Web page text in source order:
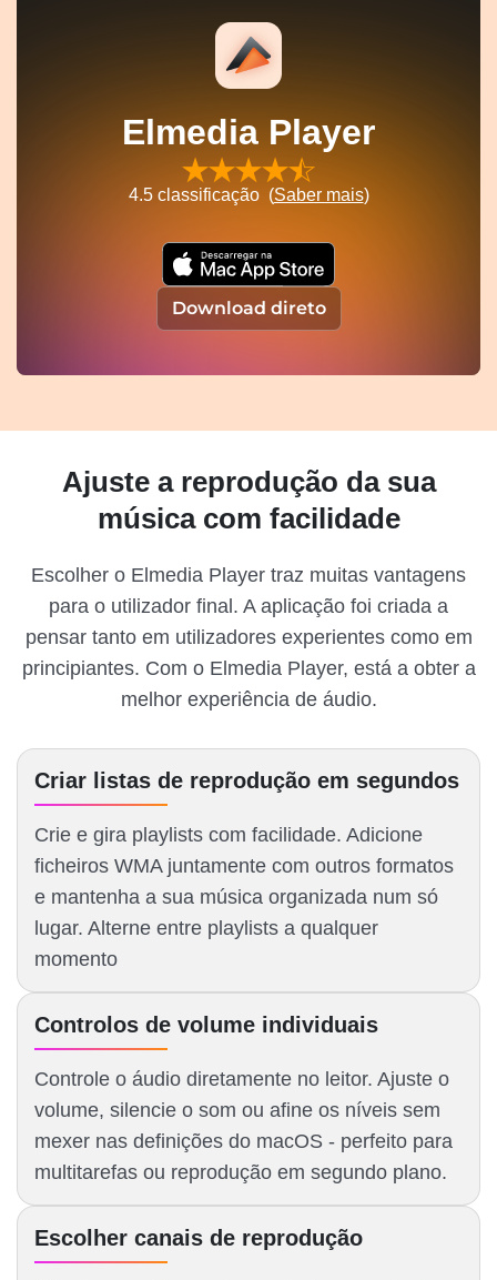
Elmedia Player
4.5classificação (Saber mais)
Download direto
Ajuste a reprodução da sua
música com facilidade
Escolher o Elmedia Player traz muitas vantagens
para o utilizador final. A aplicação foi criada a
pensar tanto em utilizadores experientes como em
principiantes. Com o Elmedia Player, está a obter a
melhor experiência de áudio.
Criar listas de reprodução em segundos
Crie e gira playlists com facilidade. Adicione
ficheiros WMA juntamente com outros formatos
e mantenha a sua música organizada num só
lugar. Alterne entre playlists a qualquer
momento
Controlos de volume individuais
Controle o áudio diretamente no leitor. Ajuste o
volume, silencie o som ou afine os níveis sem
mexer nas definições do macOS - perfeito para
multitarefas ou reprodução em segundo plano.
Escolher canais de reprodução